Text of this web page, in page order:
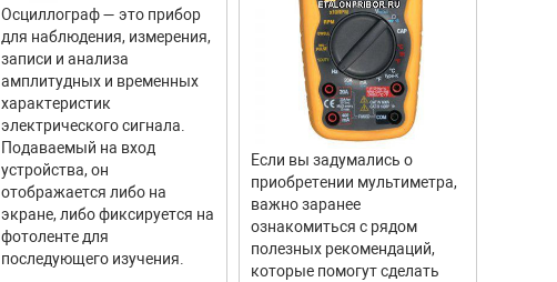
Осциллограф — это прибор
для наблюдения, измерения,
записи и анализа
амплитудных и временных
характеристик
электрического сигнала.
Подаваемый на вход
устройства, он
отображается либо на
экране, либо фиксируется на
фотоленте для
последующего изучения.
Если вы задумались о
приобретении мультиметра,
важно заранее
ознакомиться с рядом
полезных рекомендаций,
которые помогут сделать